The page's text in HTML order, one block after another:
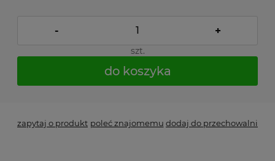
- +
szt.
do koszyka
zapytaj o produkt poleć znajomemu dodaj do przechowalni